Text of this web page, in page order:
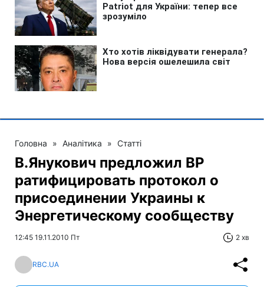
Головна » Аналітика » Статті
В.Янукович предложил ВР
ратифицировать протокол о
присоединении Украины к
Энергетическому сообществу
12:45 19.11.2010 Пт 2 хв
RBC.UA